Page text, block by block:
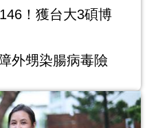
！獲台大3碩博
外甥染腸病毒險